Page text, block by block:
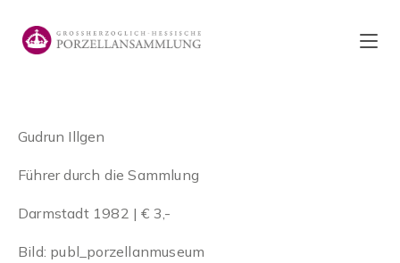
springen
Gudrun Illgen
Führer durch die Sammlung
Darmstadt 1982 | € 3,-
Bild: publ_porzellanmuseum